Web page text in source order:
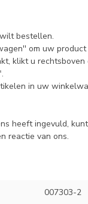
bestellen.
om uw
klikt u
in uw
heeft ingevuld,
reactie van ons.
007303-2